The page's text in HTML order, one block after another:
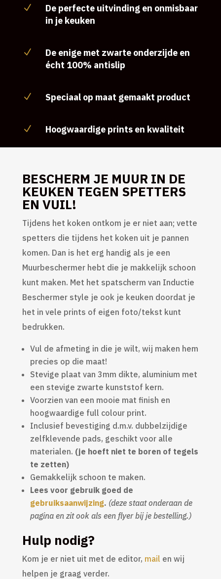
N
De perfecte uitvinding en onmisbaar
in je keuken
N
De enige met zwarte onderzijde en
écht 100% antislip
N Speciaal op maat gemaakt product
N Hoogwaardige prints en kwaliteit
BESCHERM JE MUUR IN DE
KEUKEN TEGEN SPETTERS
EN VUIL!
Tijdens het koken ontkom je er niet aan; vette
spetters die tijdens het koken uit je pannen
komen. Dan is het erg handig als je een
Muurbeschermer hebt die je makkelijk schoon
kunt maken. Met het spatscherm van Inductie
Beschermer style je ook je keuken doordat je
het in vele prints of eigen foto/tekst kunt
bedrukken.
Vul de afmeting in die je wilt, wij maken hem
precies op die maat!
Stevige plaat van 3mm dikte, aluminium met
een stevige zwarte kunststof kern.
Voorzien van een mooie mat finish en
hoogwaardige full colour print.
Inclusief bevestiging d.m.v. dubbelzijdige
zelfklevende pads, geschikt voor alle
materialen. (je hoeft niet te boren of tegels
te zetten)
Gemakkelijk schoon te maken.
Lees voor gebruik goed de
gebruiksaanwijzing. (deze staat onderaan de
pagina en zit ook als een flyer bij je bestelling.)
Hulp nodig?
Kom je er niet uit met de editor, mail en wij
helpen je graag verder.